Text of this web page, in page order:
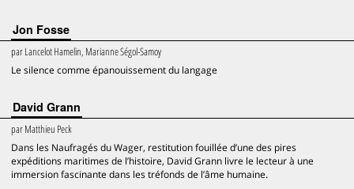
Jon Fosse
parLancelot Hamelin, Marianne Ségol-Samoy
Le silence comme épanouissement du langage
David Grann
parMatthieu Peck
Dans les Naufragés du Wager, restitution fouillée d’une des pires
expéditions maritimes de l’histoire, David Grann livre le lecteur à une
immersion fascinante dans les tréfonds de l’âme humaine.